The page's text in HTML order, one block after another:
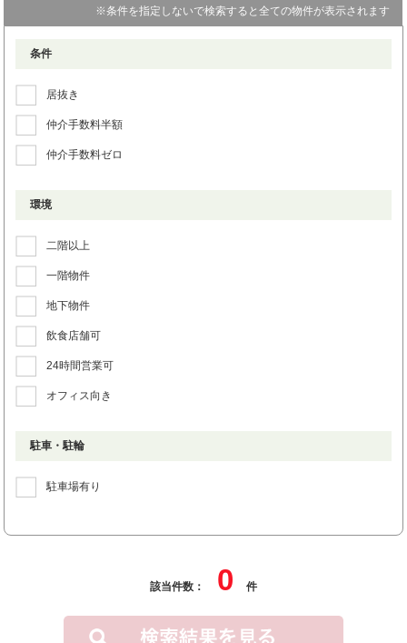
※条件を指定しないで検索すると全ての物件が表示されます
条件
居抜き
仲介手数料半額
仲介手数料ゼロ
環境
二階以上
一階物件
地下物件
飲食店舗可
24時間営業可
オフィス向き
駐車・駐輪
駐車場有り
該当件数： 0 件